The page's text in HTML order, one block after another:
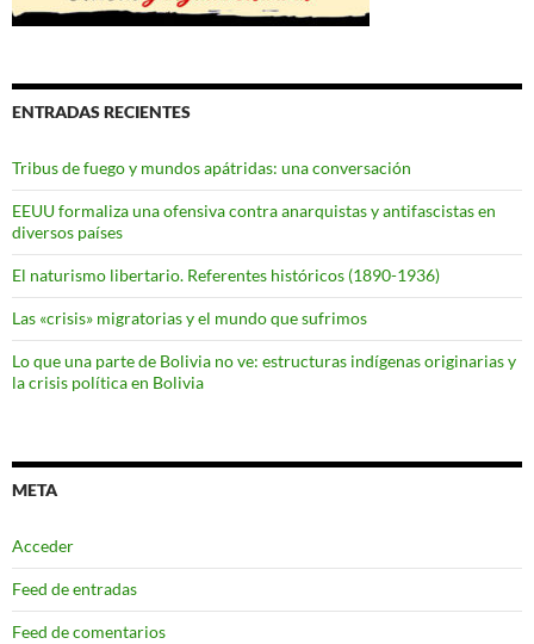
ENTRADAS RECIENTES
Tribus de fuego y mundos apátridas: una conversación
EEUU formaliza una ofensiva contra anarquistas y antifascistas en
diversos países
El naturismo libertario. Referentes históricos (1890-1936)
Las «crisis» migratorias y el mundo que sufrimos
Lo que una parte de Bolivia no ve: estructuras indígenas originarias y
la crisis política en Bolivia
META
Acceder
Feed de entradas
Feed de comentarios